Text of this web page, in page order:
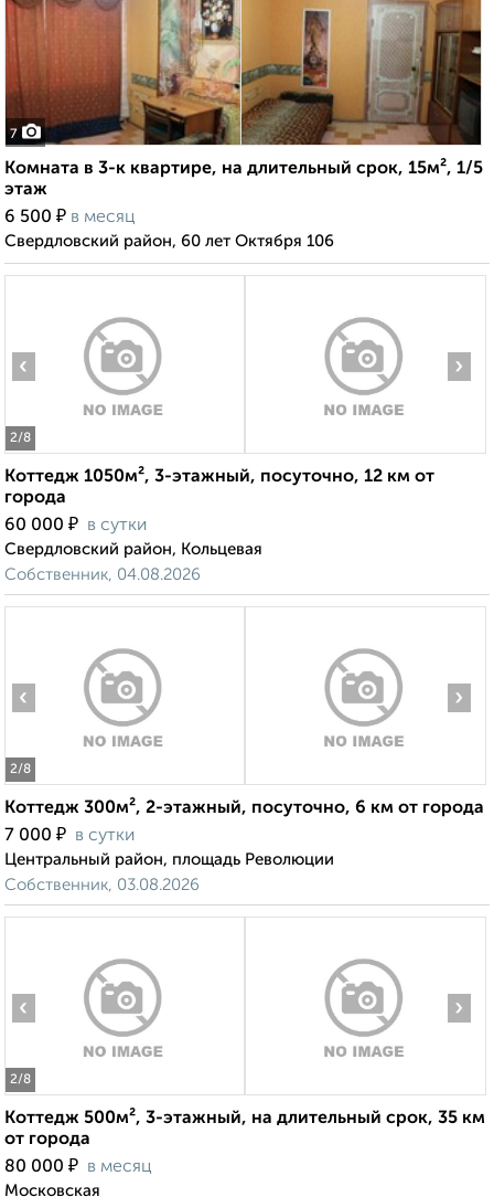
7
Комната в 3-к квартире, на длительный срок, 15м², 1/5
этаж
6 500 ₽ в месяц
Свердловский район, 60 лет Октября 106
2/8
‹ ›
Коттедж 1050м², 3-этажный, посуточно, 12 км от
города
60 000 ₽ в сутки
Свердловский район, Кольцевая
Собственник, 04.08.2026
2/8
‹ ›
Коттедж 300м², 2-этажный, посуточно, 6 км от города
7 000 ₽ в сутки
Центральный район, площадь Революции
Собственник, 03.08.2026
2/8
‹ ›
Коттедж 500м², 3-этажный, на длительный срок, 35 км
от города
80 000 ₽ в месяц
Московская